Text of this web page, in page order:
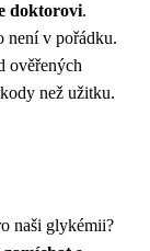
doktorovi.
není v pořádku.
ověřených
než užitku.
naši glykémii?